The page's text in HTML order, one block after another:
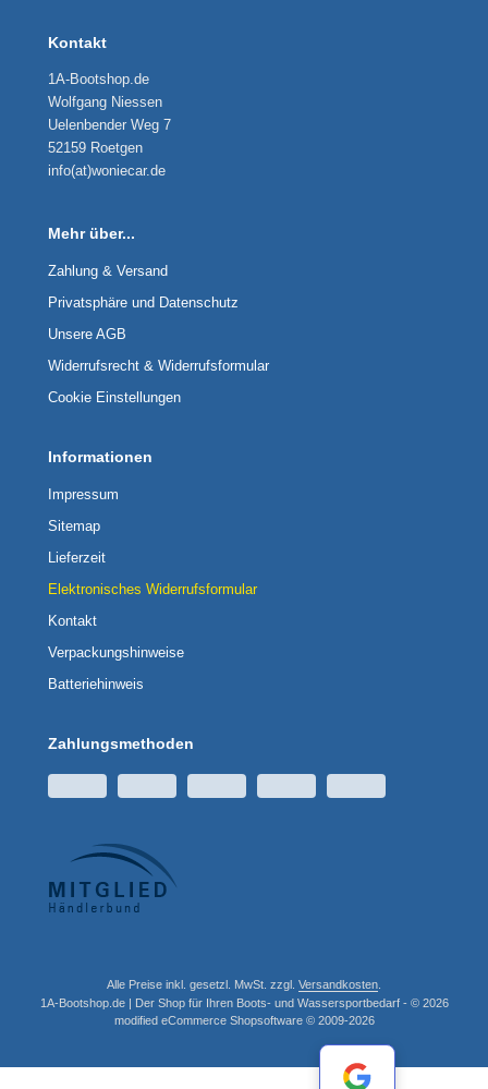
Kontakt
1A-Bootshop.de
Wolfgang Niessen
Uelenbender Weg 7
52159 Roetgen
info(at)woniecar.de
Mehr über...
Zahlung & Versand
Privatsphäre und Datenschutz
Unsere AGB
Widerrufsrecht & Widerrufsformular
Cookie Einstellungen
Informationen
Impressum
Sitemap
Lieferzeit
Elektronisches Widerrufsformular
Kontakt
Verpackungshinweise
Batteriehinweis
Zahlungsmethoden
Alle Preise inkl. gesetzl. MwSt. zzgl. Versandkosten
1A-Bootshop.de | Der Shop für Ihren Boots- und Wassersportbedarf - © 2026
modified eCommerce Shopsoftware © 2009-2026